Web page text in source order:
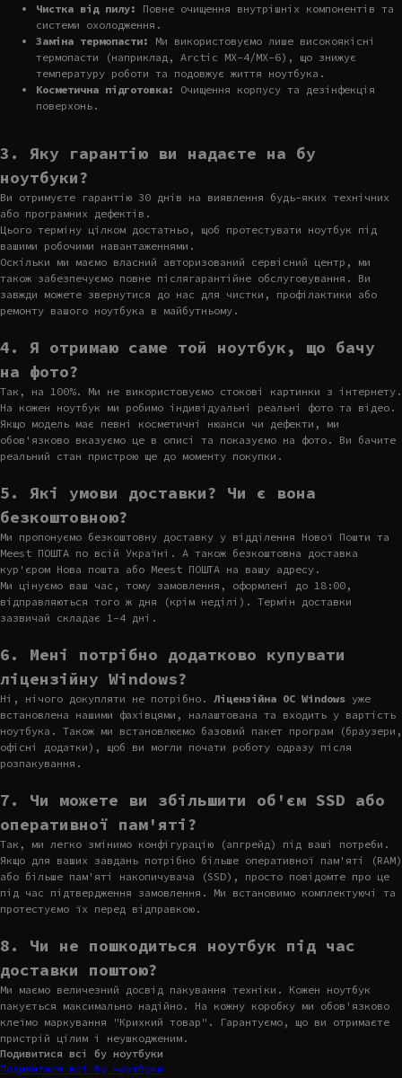
Чистка від пилу:
Повне очищення внутрішніх компонентів та
системи охолодження.
Заміна термопасти:
Ми використовуємо лише високоякісні
термопасти (наприклад, Arctic MX-4/MX-6), що знижує
температуру роботи та подовжує життя ноутбука.
Косметична підготовка:
Очищення корпусу та дезінфекція
поверхонь.
3. Яку гарантію ви надаєте на бу
ноутбуки?
Ви отримуєте гарантію 30 днів на виявлення будь-яких технічних
або програмних дефектів.
Цього терміну цілком достатньо, щоб протестувати ноутбук під
вашими робочими навантаженнями.
Оскільки ми маємо власний авторизований сервісний центр, ми
також забезпечуємо повне післягарантійне обслуговування. Ви
завжди можете звернутися до нас для чистки, профілактики або
ремонту вашого ноутбука в майбутньому.
4. Я отримаю саме той ноутбук, що бачу
на фото?
Так, на 100%. Ми не використовуємо стокові картинки з інтернету.
На кожен ноутбук ми робимо індивідуальні реальні фото та відео.
Якщо модель має певні косметичні нюанси чи дефекти, ми
обов'язково вказуємо це в описі та показуємо на фото. Ви бачите
реальний стан пристрою ще до моменту покупки.
5. Які умови доставки? Чи є вона
безкоштовною?
Ми пропонуємо безкоштовну доставку у відділення Нової Пошти та
Meest ПОШТА по всій Україні. А також безкоштовна доставка
кур'єром Нова пошта або Meest ПОШТА на вашу адресу.
Ми цінуємо ваш час, тому замовлення, оформлені до 18:00,
відправляються того ж дня (крім неділі). Термін доставки
зазвичай складає 1-4 дні.
6. Мені потрібно додатково купувати
ліцензійну Windows?
Ні, нічого докупляти не потрібно. Ліцензійна ОС Windows уже
встановлена нашими фахівцями, налаштована та входить у вартість
ноутбука. Також ми встановлюємо базовий пакет програм (браузери,
офісні додатки), щоб ви могли почати роботу одразу після
розпакування.
7. Чи можете ви збільшити об'єм SSD або
оперативної пам'яті?
Так, ми легко змінимо конфігурацію (апгрейд) під ваші потреби.
Якщо для ваших завдань потрібно більше оперативної пам'яті (RAM)
або більше пам'яті накопичувача (SSD), просто повідомте про це
під час підтвердження замовлення. Ми встановимо комплектуючі та
протестуємо їх перед відправкою.
8. Чи не пошкодиться ноутбук під час
доставки поштою?
Ми маємо величезний досвід пакування техніки. Кожен ноутбук
пакується максимально надійно. На кожну коробку ми обов'язково
клеїмо маркування "Крихкий товар". Гарантуємо, що ви отримаєте
пристрій цілим і неушкодженим.
Подивитися всі бу ноутбуки
Подивитися всі бу ноутбуки